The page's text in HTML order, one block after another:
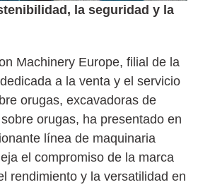
la seguridad y la
Machinery Europe, filial de la
a la venta y el servicio
orugas, excavadoras de
orugas, ha presentado en
línea de maquinaria
el compromiso de la marca
rendimiento y la versatilidad en